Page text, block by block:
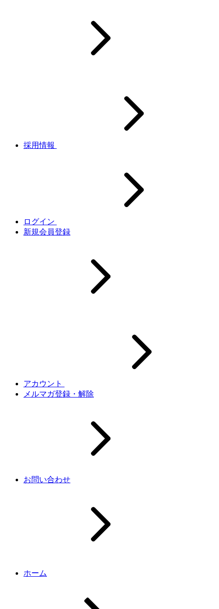
採用情報
ログイン
新規会員登録
アカウント
メルマガ登録・解除
お問い合わせ
ホーム